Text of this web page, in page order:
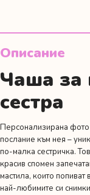
Описание
Чаша за
сестра
Персонализирана фото
послание към нея –
по-малка сестричка.
красив спомен
мастила, които
най-любимите си